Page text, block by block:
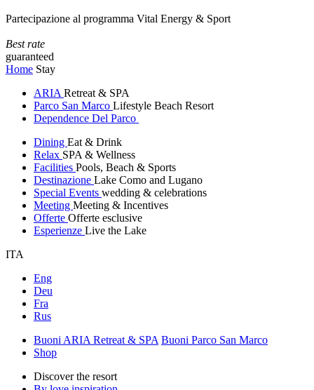
Partecipazione al programma Vital Energy & Sport
Best rate
guaranteed
Home Stay
ARIA Retreat & SPA
Parco San Marco Lifestyle Beach Resort
Dependence Del Parco
Dining Eat & Drink
Relax SPA & Wellness
Facilities Pools, Beach & Sports
Destinazione Lake Como and Lugano
Special Events wedding & celebrations
Meeting Meeting & Incentives
Offerte Offerte esclusive
Esperienze Live the Lake
ITA
Eng
Deu
Fra
Rus
Buoni ARIA Retreat & SPA Buoni Parco San Marco
Shop
Discover the resort